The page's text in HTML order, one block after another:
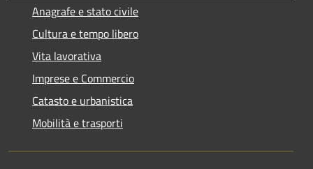
Anagrafe e stato civile
Cultura e tempo libero
Vita lavorativa
Imprese e Commercio
Catasto e urbanistica
Mobilità e trasporti